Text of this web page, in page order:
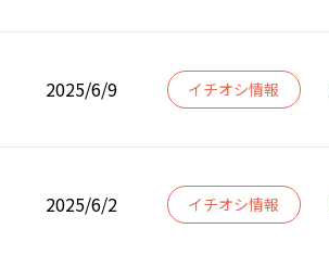
2025/6/9 イチオシ情報
2025/6/2 イチオシ情報